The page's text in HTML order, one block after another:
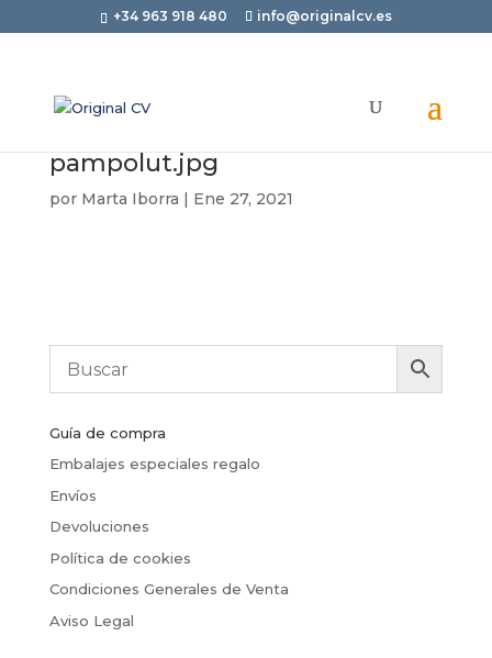
+34 963 918 480 info@originalcv.es
pampolut.jpg
por Marta Iborra | Ene 27, 2021
Guía de compra
Embalajes especiales regalo
Envíos
Devoluciones
Política de cookies
Condiciones Generales de Venta
Aviso Legal